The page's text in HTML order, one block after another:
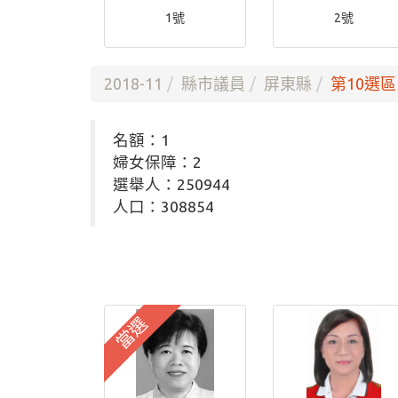
1號 2號
2018-11 縣市議員 屏東縣 第10選
名額：1
婦女保障：2
選舉人：250944
人口：308854
當選